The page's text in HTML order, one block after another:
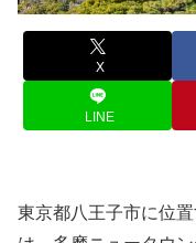
X
LINE
東京都八王子市に位置